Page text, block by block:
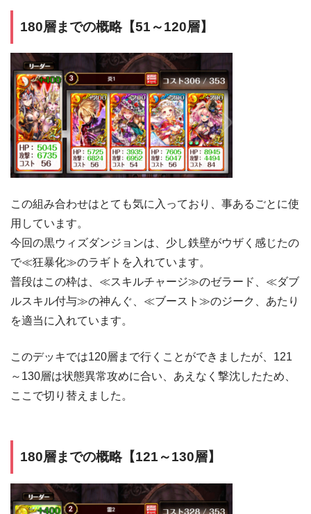
180層までの概略【51～120層】
この組み合わせはとても気に入っており、事あるごとに使
用しています。
今回の黒ウィズダンジョンは、少し鉄壁がウザく感じたの
で≪狂暴化≫のラギトを入れています。
普段はこの枠は、≪スキルチャージ≫のゼラード、≪ダブ
ルスキル付与≫の神んぐ、≪ブースト≫のジーク、あたり
を適当に入れています。
このデッキでは120層まで行くことができましたが、121
～130層は状態異常攻めに合い、あえなく撃沈したため、
ここで切り替えました。
180層までの概略【121～130層】